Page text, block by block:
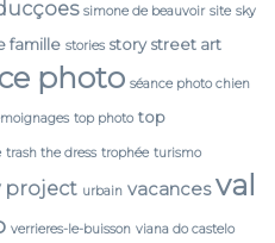
simone de beauvoir site sky
famille stories story street art
photo séance photo chien
top photo top
trash the dress trophée turismo
project urbain vacances val
verrieres-le-buisson viana do castelo